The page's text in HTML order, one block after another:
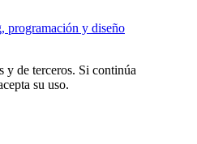
programación y diseño
y de terceros. Si continúa
su uso.